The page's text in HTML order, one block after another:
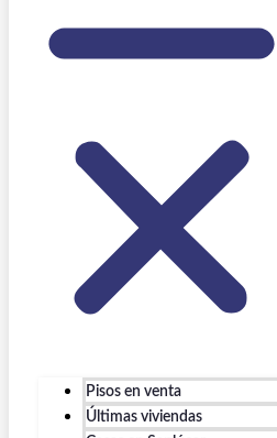
Pisos en venta
Últimas viviendas